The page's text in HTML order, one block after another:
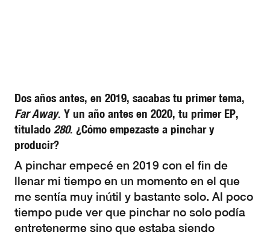
Dos años antes, en 2019, sacabas tu primer tema,
Far Away. Y un año antes en 2020, tu primer EP,
titulado 280. ¿Cómo empezaste a pinchar y
producir?
A pinchar empecé en 2019 con el fin de
llenar mi tiempo en un momento en el que
me sentía muy inútil y bastante solo. Al poco
tiempo pude ver que pinchar no solo podía
entretenerme sino que estaba siendo